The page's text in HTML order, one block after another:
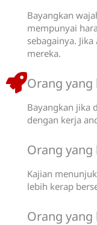
Bayangkan
mempunyai
sebagainya.
mereka.
Orang
Bayangkan jika
dengan kerja
Orang
Kajian
lebih kerap
Orang